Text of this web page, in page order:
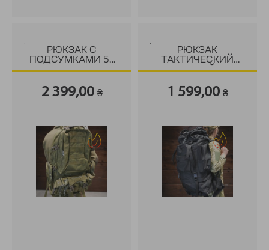
.
РЮКЗАК С
ПОДСУМКАМИ 56
Л.
2 399,00 ₴
.
РЮКЗАК
ТАКТИЧЕСКИЙ
КАРКАСНЫЙ 65 Л,
1 599,00 ₴